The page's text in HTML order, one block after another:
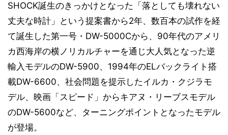
SHOCK誕生のきっかけとなった「落としても壊れない
丈夫な時計」という提案書から2年、数百本の試作を経
て誕生した第一号・DW-5000Cから、90年代のアメリ
カ西海岸の横ノリカルチャーを通じ大人気となった逆
輸入モデルのDW-5900、1994年のELバックライト搭
載DW-6600、社会問題を提示したイルカ・クジラモ
デル、映画「スピード」からキアヌ・リーブスモデル
のDW-5600など、ターニングポイントとなったモデル
が登場。